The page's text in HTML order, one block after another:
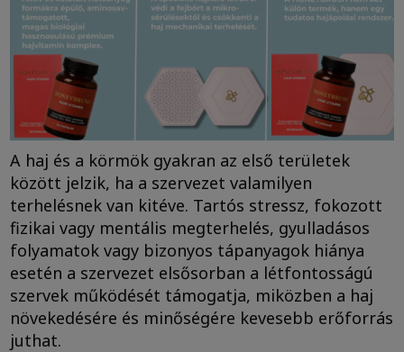
A haj és a körmök gyakran az első területek
között jelzik, ha a szervezet valamilyen
terhelésnek van kitéve. Tartós stressz, fokozott
fizikai vagy mentális megterhelés, gyulladásos
folyamatok vagy bizonyos tápanyagok hiánya
esetén a szervezet elsősorban a létfontosságú
szervek működését támogatja, miközben a haj
növekedésére és minőségére kevesebb erőforrás
juthat.